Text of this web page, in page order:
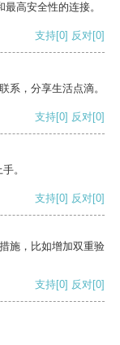
高安全性的连接。
支持[0] 反对[0]
系，分享生活点滴。
支持[0] 反对[0]
。
支持[0] 反对[0]
施，比如增加双重验
支持[0] 反对[0]